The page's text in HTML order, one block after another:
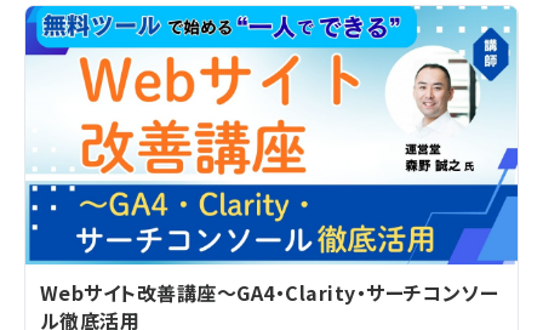
Webサイト改善講座～GA4・Clarity・サーチコンソー
ル徹底活用